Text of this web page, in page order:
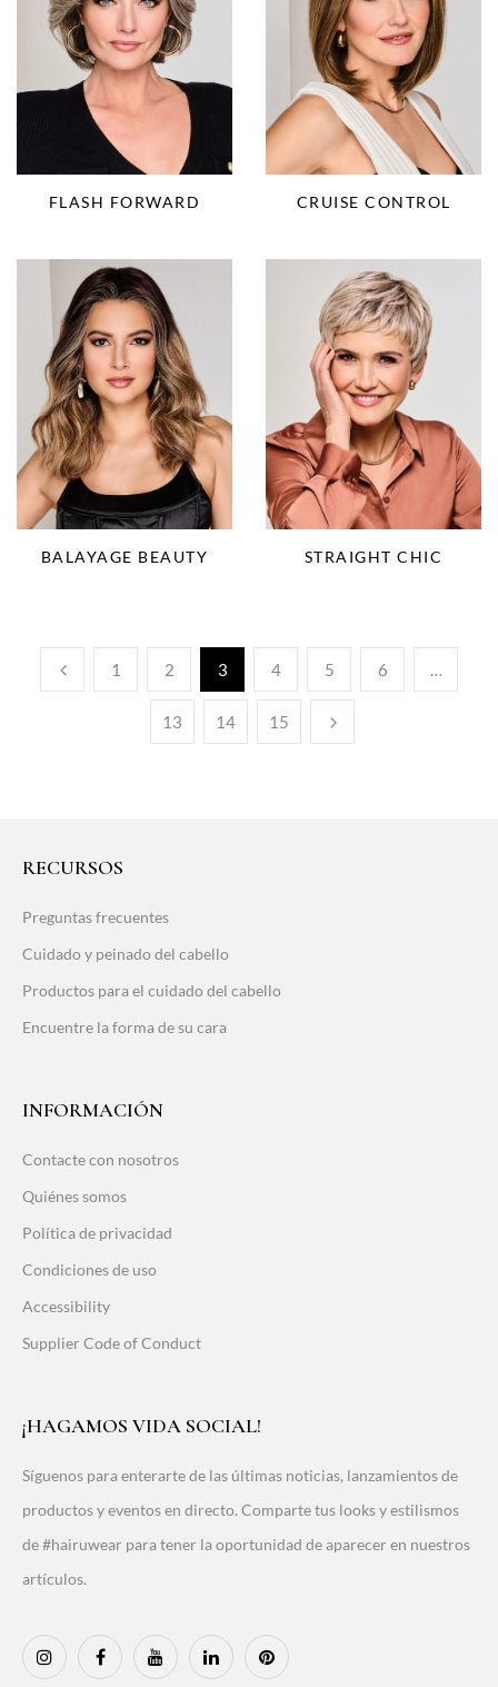
FLASH FORWARD CRUISE CONTROL
BALAYAGE BEAUTY STRAIGHT CHIC
1 2 3 4 5 6 …
13 14 15
RECURSOS
Preguntas frecuentes
Cuidado y peinado del cabello
Productos para el cuidado del cabello
Encuentre la forma de su cara
INFORMACIÓN
Contacte con nosotros
Quiénes somos
Política de privacidad
Condiciones de uso
Accessibility
Supplier Code of Conduct
¡HAGAMOS VIDA SOCIAL!
Síguenos para enterarte de las últimas noticias, lanzamientos de
productos y eventos en directo. Comparte tus looks y estilismos
de #hairuwear para tener la oportunidad de aparecer en nuestros
artículos.